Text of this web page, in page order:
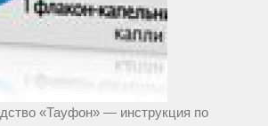
«Тауфон» — инструкция по